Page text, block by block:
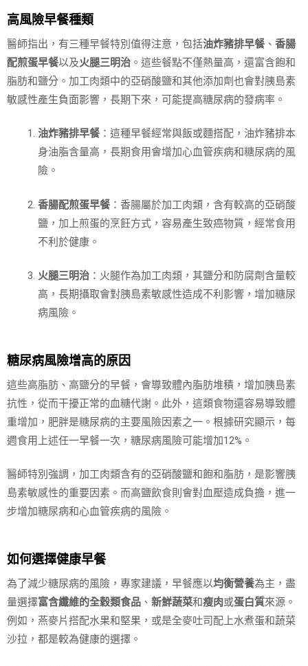
高風險早餐種類
醫師指出，有三種早餐特別值得注意，包括油炸豬排早餐 、 香腸
配煎蛋早餐以及火腿三明治 。這些餐點不僅熱量高，還富含飽和
脂肪和鹽分。加工肉類中的亞硝酸鹽和其他添加劑也會對胰島素
敏感性產生負面影響，長期下來，可能提高糖尿病的發病率。
油炸豬排早餐 ：這種早餐經常與飯或麵搭配，油炸豬排本
身油脂含量高，長期食用會增加心血管疾病和糖尿病的風
險。
香腸配煎蛋早餐 ：香腸屬於加工肉類，含有較高的亞硝酸
鹽，加上煎蛋的烹飪方式，容易產生致癌物質，經常食用
不利於健康。
火腿三明治 ：火腿作為加工肉類，其鹽分和防腐劑含量較
高，長期攝取會對胰島素敏感性造成不利影響，增加糖尿
病風險。
糖尿病風險增高的原因
這些高脂肪、高鹽分的早餐，會導致體內脂肪堆積，增加胰島素
抗性，從而干擾正常的血糖代謝。此外，這類食物還容易導致體
重增加，肥胖是糖尿病的主要風險因素之一。根據研究顯示，每
週食用上述任一早餐一次，糖尿病風險可能增加12%。
醫師特別強調，加工肉類含有的亞硝酸鹽和飽和脂肪，是影響胰
島素敏感性的重要因素。而高鹽飲食則會對血壓造成負擔，進一
步增加糖尿病和心血管疾病的風險。
如何選擇健康早餐
為了減少糖尿病的風險，專家建議，早餐應以均衡營養為主，盡
量選擇富含纖維的全穀類食品 、 新鮮蔬菜和瘦肉或蛋白質來源。
例如，燕麥片搭配水果和堅果，或是全麥吐司配上水煮蛋和蔬菜
沙拉，都是較為健康的選擇。